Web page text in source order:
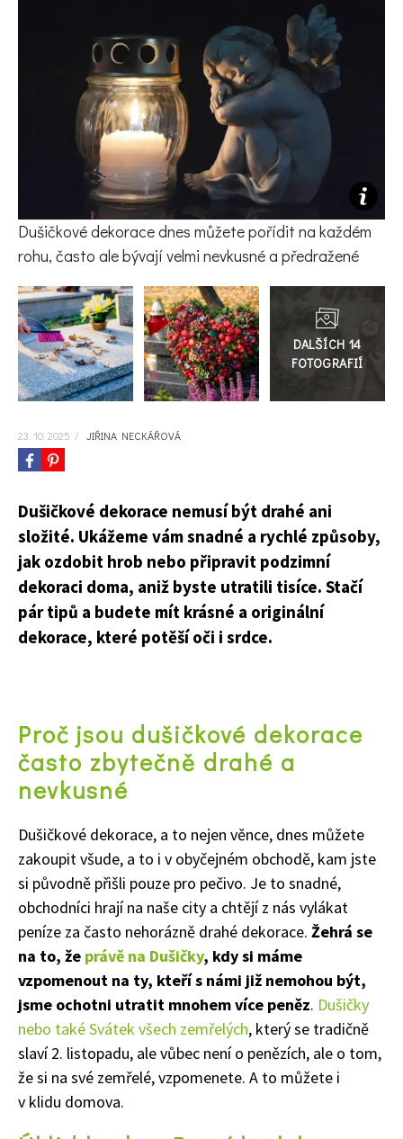
Dušičkové dekorace dnes můžete pořídit na každém
rohu, často ale bývají velmi nevkusné a předražené
do
galerie
23. 10. 2025 / JIŘINA NECKÁŘOVÁ
Dušičkové dekorace nemusí být drahé ani
složité. Ukážeme vám snadné a rychlé způsoby,
jak ozdobit hrob nebo připravit podzimní
dekoraci doma, aniž byste utratili tisíce. Stačí
pár tipů a budete mít krásné a originální
dekorace, které potěší oči i srdce.
Proč jsou dušičkové dekorace
často zbytečně drahé a
nevkusné
Dušičkové dekorace, a to nejen věnce, dnes můžete
zakoupit všude, a to i v obyčejném obchodě, kam jste
si původně přišli pouze pro pečivo. Je to snadné,
obchodníci hrají na naše city a chtějí z nás vylákat
peníze za často nehorázně drahé dekorace. Žehrá se
na to, že právě na Dušičky, kdy si máme
vzpomenout na ty, kteří s námi již nemohou být,
jsme ochotni utratit mnohem více peněz. Dušičky
nebo také Svátek všech zemřelých, který se tradičně
slaví 2. listopadu, ale vůbec není o penězích, ale o tom,
že si na své zemřelé, vzpomenete. A to můžete i
v klidu domova.